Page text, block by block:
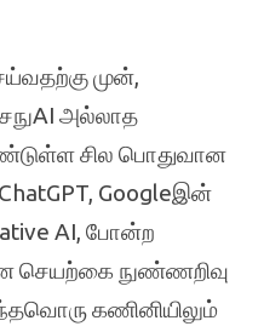
முன்,
அல்லாத
சில பொதுவான
Googleஇன்
AI, போன்ற
செயற்கை நுண்ணறிவு
கணினியிலும்